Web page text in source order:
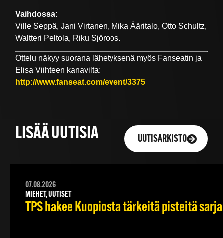
Vaihdossa:
Ville Seppä, Jani Virtanen, Mika Ääritalo, Otto Schultz,
Waltteri Peltola, Riku Sjöroos.
Ottelu näkyy suorana lähetyksenä myös Fanseatin ja
Elisa Viihteen kanavilta:
http://www.fanseat.com/event/3375
LISÄÄ UUTISIA UUTISARKISTO
07.08.2026
MIEHET, UUTISET
TPS hakee Kuopiosta tärkeitä pisteitä